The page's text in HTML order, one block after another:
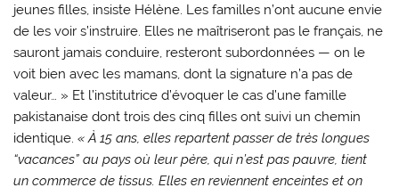
jeunes filles, insiste Hélène. Les familles n’ont aucune envie
de les voir s’instruire. Elles ne maîtriseront pas le français, ne
sauront jamais conduire, resteront subordonnées — on le
voit bien avec les mamans, dont la signature n’a pas de
valeur… » Et l’institutrice d’évoquer le cas d’une famille
pakistanaise dont trois des cinq filles ont suivi un chemin
identique.« À 15 ans, elles repartent passer de très longues
“vacances” au pays où leur père, qui n’est pas pauvre, tient
un commerce de tissus. Elles en reviennent enceintes et on